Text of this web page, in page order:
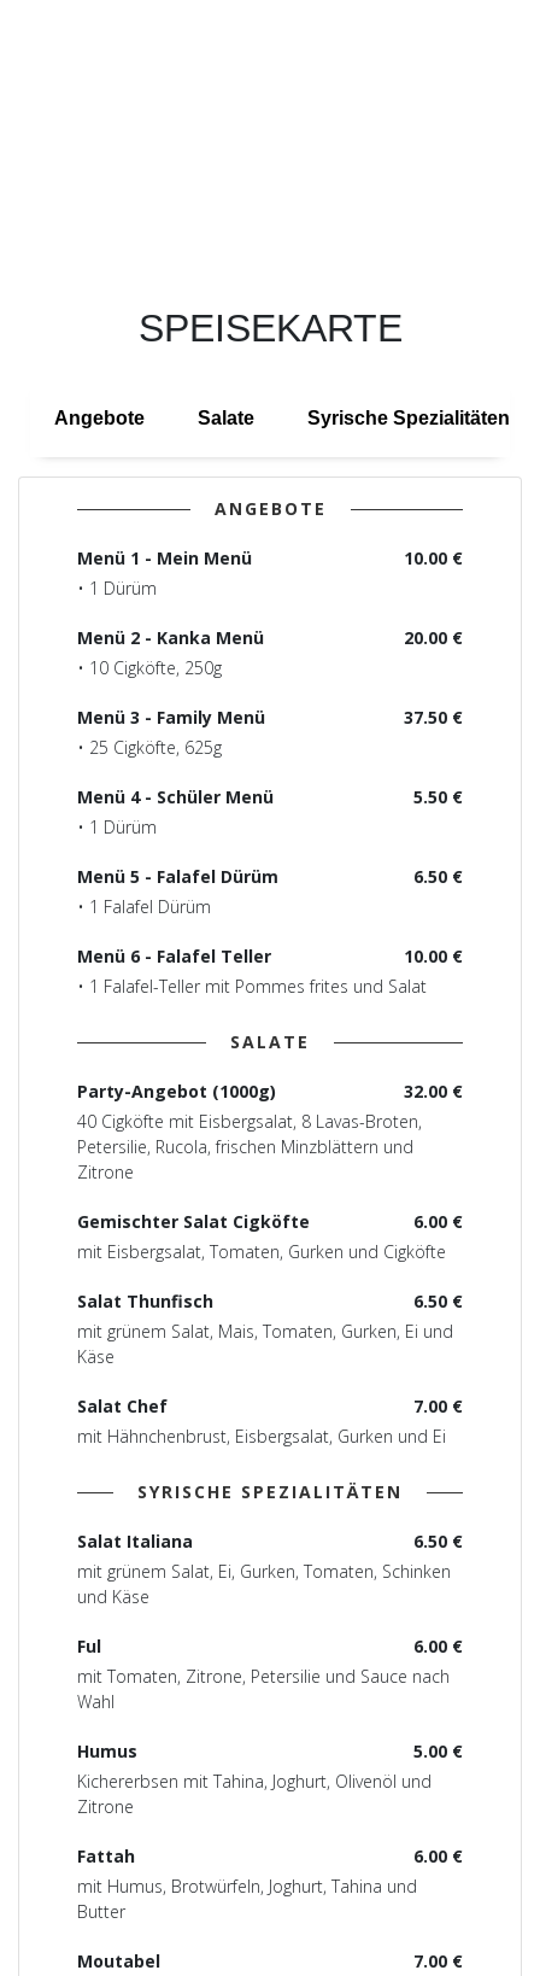
SPEISEKARTE
Angebote Salate Syrische Spezialitäten
ANGEBOTE
10.00 €
Menü 1 - Mein Menü
• 1 Dürüm
20.00 €
Menü 2 - Kanka Menü
• 10 Cigköfte, 250g
37.50 €
Menü 3 - Family Menü
• 25 Cigköfte, 625g
5.50 €
Menü 4 - Schüler Menü
• 1 Dürüm
6.50 €
Menü 5 - Falafel Dürüm
• 1 Falafel Dürüm
10.00 €
Menü 6 - Falafel Teller
• 1 Falafel-Teller mit Pommes frites und Salat
SALATE
32.00 €
Party-Angebot (1000g)
40 Cigköfte mit Eisbergsalat, 8 Lavas-Broten,
Petersilie, Rucola, frischen Minzblättern und
Zitrone
6.00 €
Gemischter Salat Cigköfte
mit Eisbergsalat, Tomaten, Gurken und Cigköfte
6.50 €
Salat Thunfisch
mit grünem Salat, Mais, Tomaten, Gurken, Ei und
Käse
7.00 €
Salat Chef
mit Hähnchenbrust, Eisbergsalat, Gurken und Ei
SYRISCHE SPEZIALITÄTEN
6.50 €
Salat Italiana
mit grünem Salat, Ei, Gurken, Tomaten, Schinken
und Käse
6.00 €
Ful
mit Tomaten, Zitrone, Petersilie und Sauce nach
Wahl
5.00 €
Humus
Kichererbsen mit Tahina, Joghurt, Olivenöl und
Zitrone
6.00 €
Fattah
mit Humus, Brotwürfeln, Joghurt, Tahina und
Butter
7.00 €
Moutabel